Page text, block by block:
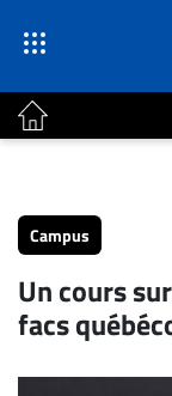
Accueil
Continu
Nominations
Bureaux
Campus
Un cours
facs